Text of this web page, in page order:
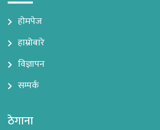
होमपेज
हाम्रोबारे
विज्ञापन
सम्पर्क
ठेगाना